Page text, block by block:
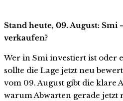
Stand heute, 09. August: Smi
verkaufen?
Wer in Smi investiert ist oder
sollte die Lage jetzt neu
vom 09. August gibt die klare
warum Abwarten gerade jetzt